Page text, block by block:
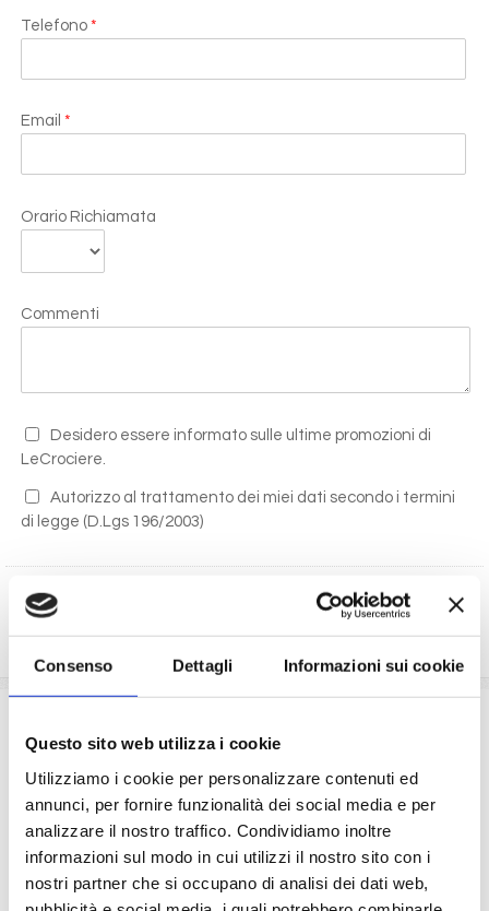
Consenso Dettagli Informazioni sui cookie
Questo sito web utilizza i cookie
Utilizziamo i cookie per personalizzare contenuti ed
annunci, per fornire funzionalità dei social media e per
analizzare il nostro traffico. Condividiamo inoltre
informazioni sul modo in cui utilizzi il nostro sito con i
nostri partner che si occupano di analisi dei dati web,
Telefono *
Email *
Orario Richiamata
Commenti
Desidero essere informato sulle ultime promozioni di
LeCrociere.
Autorizzo al trattamento dei miei dati secondo i termini
di legge (D.Lgs 196/2003)
RICHIEDI PREVENTIVO
comfort: servizi privati, aria condizionata, telefono, TV
via satellite e cassaforte.
Le quote di servizio (mance)
Il trattamento di pensione completa a bordo (colazione,
pranzo, cena a buffet o nei ristoranti principali ).
Bevande a dispenser, serata di Gala con menù